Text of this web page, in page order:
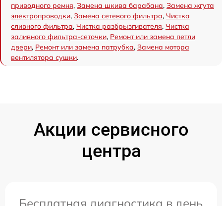
приводного ремня, Замена шкива барабана, Замена жгута
электропроводки, Замена сетевого фильтра, Чистка
сливного фильтра, Чистка разбрызгивателя, Чистка
заливного фильтра-сеточки, Ремонт или замена петли
двери, Ремонт или замена патрубка, Замена мотора
вентилятора сушки.
Акции сервисного
центра
Бесплатная диагностика в день